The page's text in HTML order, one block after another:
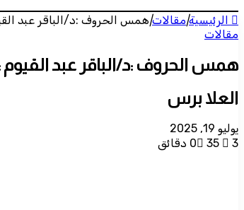
الرئيسية|مقالات|همس الحروف :د/الباقر عبد
مقالات
همس الحروف :د/الباقر عبد
العلا برس
يوليو 19, 2025
0
35 3 دقائق